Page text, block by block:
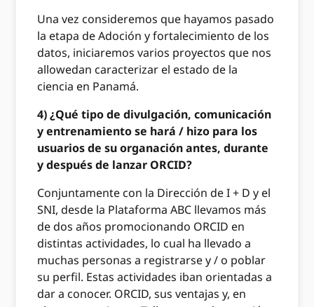
Una vez consideremos que hayamos pasado
la etapa de Adoción y fortalecimiento de los
datos, iniciaremos varios proyectos que nos
allowedan caracterizar el estado de la
ciencia en Panamá.
4) ¿Qué tipo de divulgación, comunicación
y entrenamiento se hará / hizo para los
usuarios de su organación antes, durante
y después de lanzar ORCID?
Conjuntamente con la Dirección de I + D y el
SNI, desde la Plataforma ABC llevamos más
de dos años promocionando ORCID en
distintas actividades, lo cual ha llevado a
muchas personas a registrarse y / o poblar
su perfil. Estas actividades iban orientadas a
dar a conocer. ORCID, sus ventajas y, en